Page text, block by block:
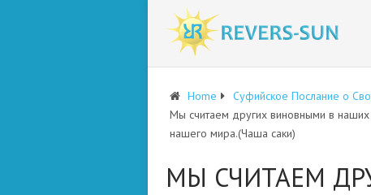
Home Суфийское Послание о
Мы считаем других виновными в
нашего мира.(Чаша саки)
МЫ СЧИТАЕМ